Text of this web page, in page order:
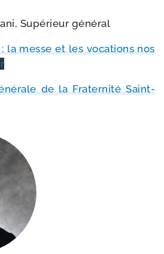
Supérieur général
la messe et les voca­tions nos
de la Fraternité Saint-​